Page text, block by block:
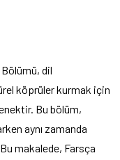
Bölümü, dil
köprüler kurmak için
Bu bölüm,
aynı zamanda
makalede, Farsça